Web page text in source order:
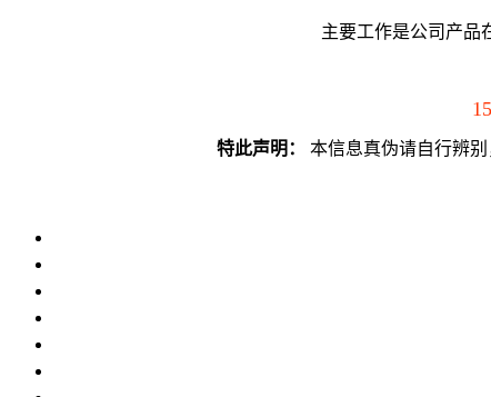
主要工作是公司产品
特此声明： 本信息真伪请自行辨